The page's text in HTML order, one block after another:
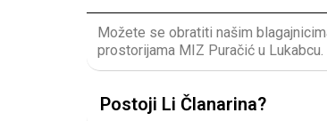
Možete se obratiti našim
prostorijama MIZ Puračić u Lukabcu.
Postoji Li Članarina?